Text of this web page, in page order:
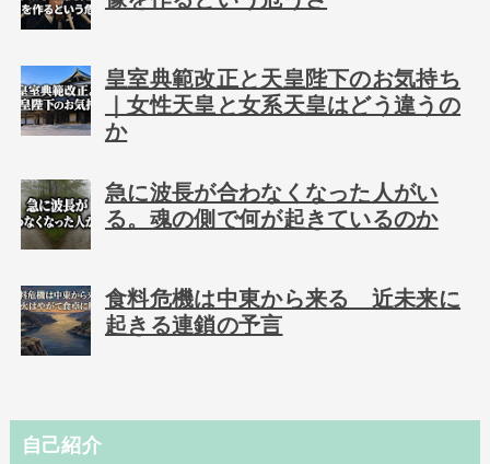
皇室典範改正と天皇陛下のお気持ち
｜女性天皇と女系天皇はどう違うの
か
急に波長が合わなくなった人がい
る。魂の側で何が起きているのか
食料危機は中東から来る 近未来に
起きる連鎖の予言
自己紹介